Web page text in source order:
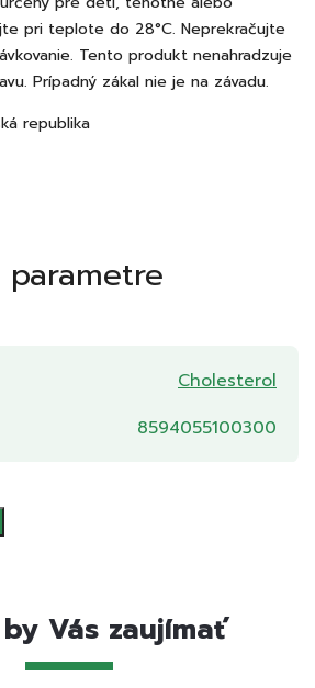
pri teplote do 28°C. Neprekračujte
Tento produkt nenahradzuje
Prípadný zákal nie je na závadu.
republika
Cholesterol
8594055100300
Vás zaujímať